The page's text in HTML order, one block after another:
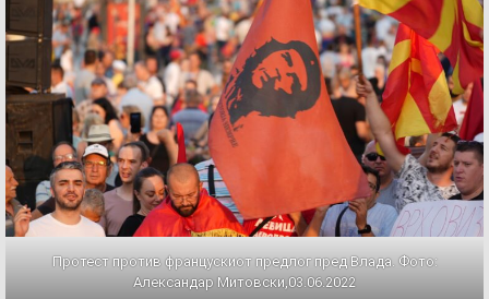
Протест против францускиот предлог пред Влада. Фото:
Александар Митовски,03.06.2022